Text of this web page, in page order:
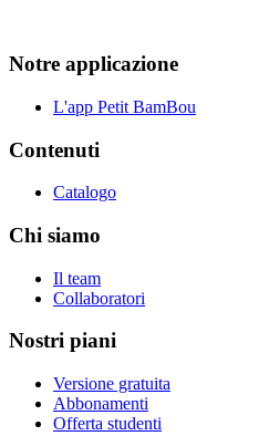
Notre applicazione
L'app Petit BamBou
Contenuti
Catalogo
Chi siamo
Il team
Collaboratori
Nostri piani
Versione gratuita
Abbonamenti
Offerta studenti